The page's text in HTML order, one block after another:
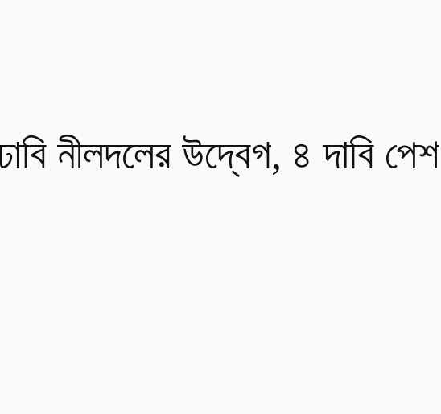
নীলদলের উদ্বেগ, ৪ দাবি পেশ